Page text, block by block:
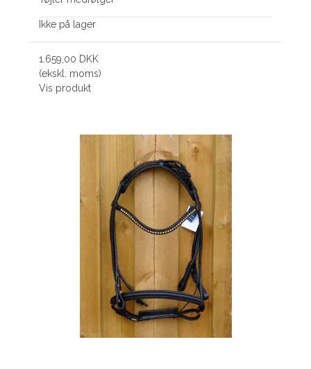
Ikke på lager
1.659,00 DKK
(ekskl. moms)
Vis produkt